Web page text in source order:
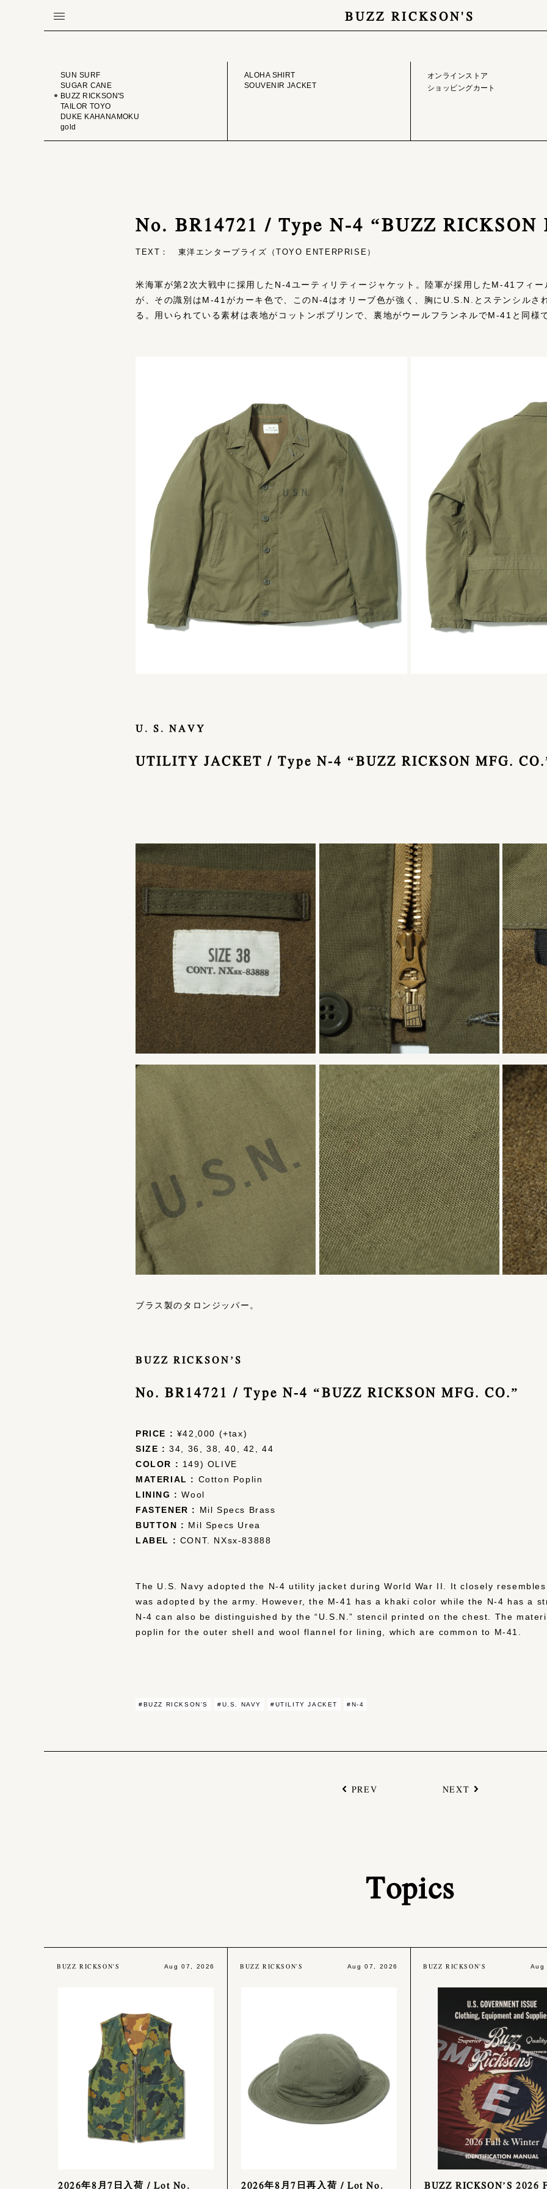
BUZZ RICKSON'S
BRAND ONLINE STORE
SUN SURF
SUGAR CANE
BUZZ RICKSON'S
TAILOR TOYO
DUKE KAHANAMOKU
gold
ALOHA SHIRT
SOUVENIR JACKET
オンラインストア
ショッピングカート
No. BR14721 / Type N-4 “BUZZ RICKSON
TEXT： 東洋エンタープライズ（TOYO ENTERPRISE）
米海軍が第2次大戦中に採用したN-4ユーティリティージャケット。陸軍が採用したM-41フィ
が、その識別はM-41がカーキ色で、このN-4はオリーブ色が強く、胸にU.S.N.とステンシルさ
る。用いられている素材は表地がコットンポプリンで、裏地がウールフランネルでM-41と同様
U. S. NAVY
UTILITY JACKET / Type N-4 “BUZZ RICKSON MFG.
ブラス製のタロンジッパー。
BUZZ RICKSON’S
No. BR14721 / Type N-4 “BUZZ RICKSON MFG. CO.”
PRICE : ¥42,000 (+tax)
SIZE : 34, 36, 38, 40, 42, 44
COLOR : 149) OLIVE
MATERIAL : Cotton Poplin
LINING : Wool
FASTENER :
Mil Specs Brass
BUTTON : Mil Specs Urea
LABEL : CONT. NXsx-83888
The U.S. Navy adopted the N-4 utility jacket during World War II. It closely
was adopted by the army. However, the M-41 has a khaki color while the N-4 has a
N-4 can also be distinguished by the “U.S.N.” stencil printed on the chest. The
poplin for the outer shell and wool flannel for lining, which are common to M-41.
#BUZZ RICKSON'S #U.S. NAVY #UTILITY JACKET #N-4
PREV NEXT
Topics
BUZZ RICKSON'S Aug 07, 2026
2026年8月7日入荷 / Lot No.
BUZZ RICKSON'S Aug 07, 2026
2026年8月7日再入荷 / Lot No.
BUZZ RICKSON'S Aug
BUZZ RICKSON’S 2026